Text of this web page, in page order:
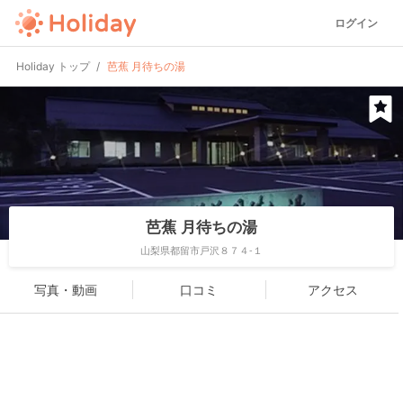
ログイン
Holiday トップ 芭蕉 月待ちの湯
芭蕉 月待ちの湯
山梨県都留市戸沢８７４-１
写真・動画 口コミ アクセス